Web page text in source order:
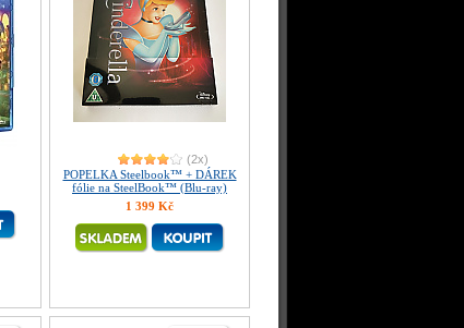
(2x)
POPELKA Steelbook™ + DÁREK
fólie na SteelBook™ (Blu-ray)
1 399 Kč